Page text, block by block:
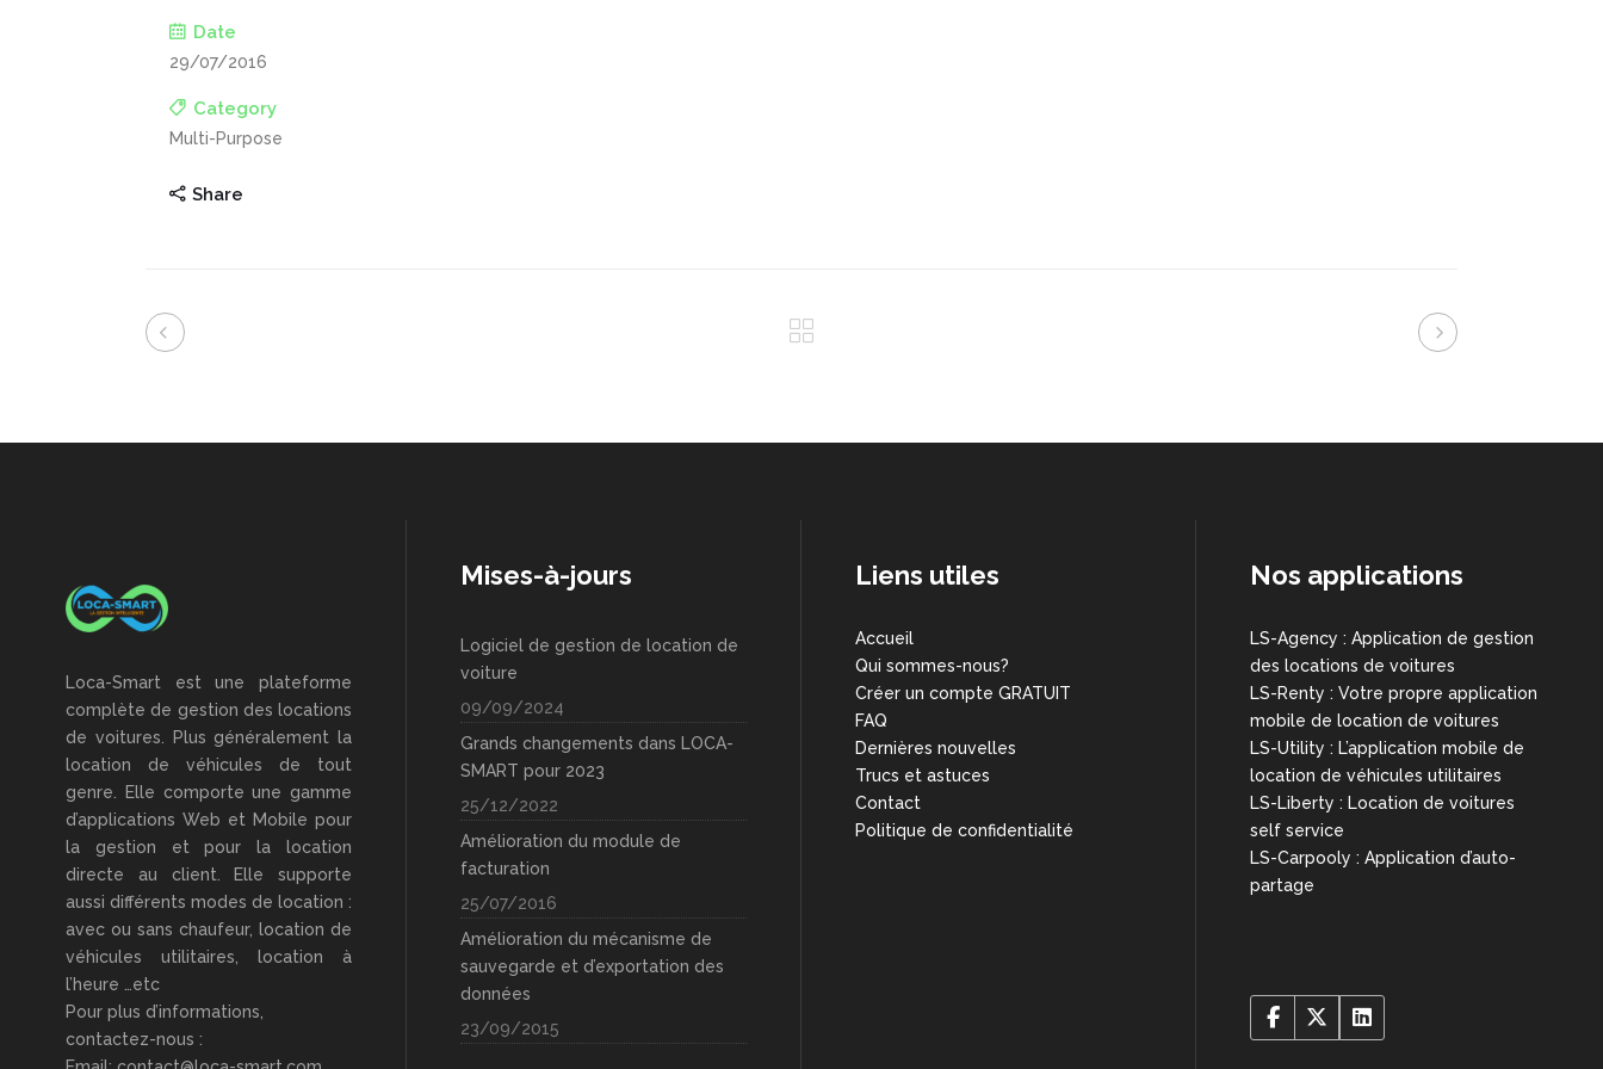
Date
29/07/2016
Category
Multi-Purpose
Share
Loca-Smart est une plateforme
complète de gestion des locations
de voitures. Plus généralement la
location de véhicules de tout
genre. Elle comporte une gamme
d’applications Web et Mobile pour
la gestion et pour la location
directe au client. Elle supporte
aussi différents modes de location :
avec ou sans chaufeur, location de
véhicules utilitaires, location à
l’heure …etc
Pour plus d’informations,
contactez-nous :
Mises-à-jours
Logiciel de gestion de location de
voiture
09/09/2024
Grands changements dans LOCA-
SMART pour 2023
25/12/2022
Amélioration du module de
facturation
25/07/2016
Amélioration du mécanisme de
sauvegarde et d’exportation des
données
23/09/2015
Liens utiles
Accueil
Qui sommes-nous?
Créer un compte GRATUIT
FAQ
Dernières nouvelles
Trucs et astuces
Contact
Politique de confidentialité
Nos applications
LS-Agency : Application de gestion
des locations de voitures
LS-Renty : Votre propre application
mobile de location de voitures
LS-Utility : L’application mobile de
location de véhicules utilitaires
LS-Liberty : Location de voitures
self service
LS-Carpooly : Application d’auto-
partage